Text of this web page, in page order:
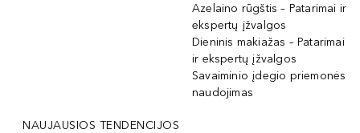
Azelaino rūgštis – Patarimai ir
ekspertų įžvalgos
Dieninis makiažas – Patarimai
ir ekspertų įžvalgos
Savaiminio įdegio priemonės
naudojimas
NAUJAUSIOS TENDENCIJOS